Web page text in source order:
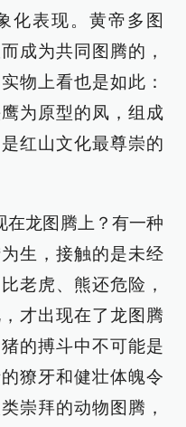
化表现。黄帝多图
成为共同图腾的，
物上看也是如此：
为原型的凤，组成
红山文化最尊崇的
在龙图腾上？有一种
生，接触的是未经
老虎、熊还危险，
才出现在了龙图腾
的搏斗中不可能是
獠牙和健壮体魄令
崇拜的动物图腾，